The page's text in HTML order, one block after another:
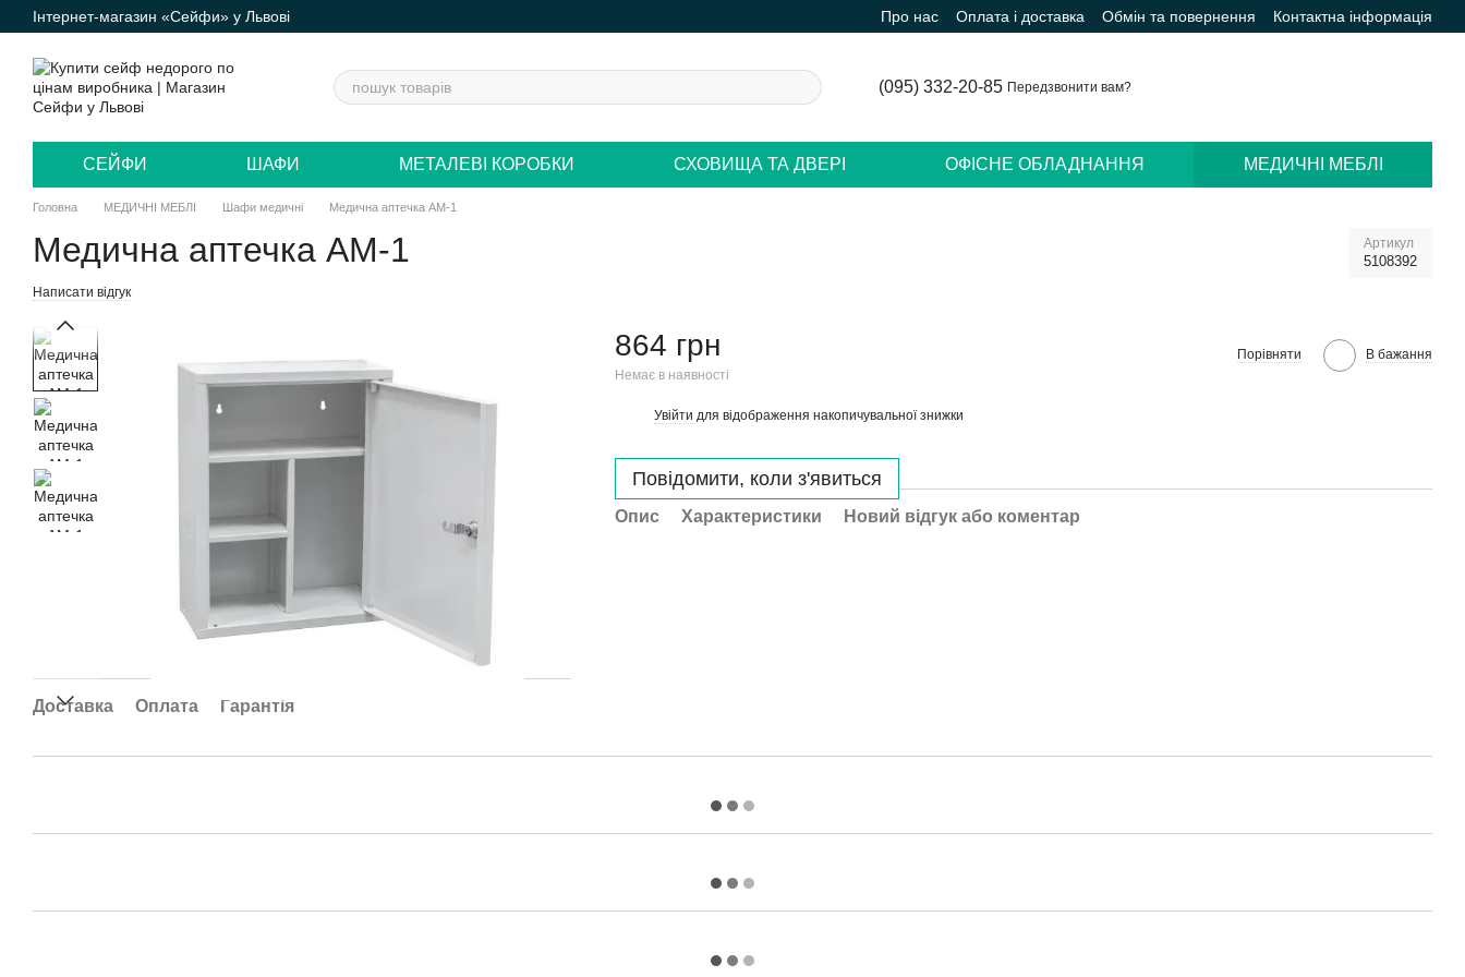
Перейти до основного контенту
Інтернет-магазин «Сейфи» у Львові Про нас Оплата і доставка Обмін та повернення Контактна інформація
(095) 332-20-85 Передзвонити вам?
СЕЙФИ ШАФИ МЕТАЛЕВІ КОРОБКИ СХОВИЩА ТА ДВЕРІ ОФІСНЕ ОБЛАДНАННЯ МЕДИЧНІ МЕБЛІ
Головна МЕДИЧНІ МЕБЛІ Шафи медичні Медична аптечка АМ-1
Медична аптечка АМ-1 Артикул
5108392
Написати відгук
Доставка Оплата Гарантія
864 грн
Немає в наявності
Порівняти В бажання
Увійти для відображення накопичувальної знижки
Повідомити, коли з'явиться
Опис Характеристики Новий відгук або коментар